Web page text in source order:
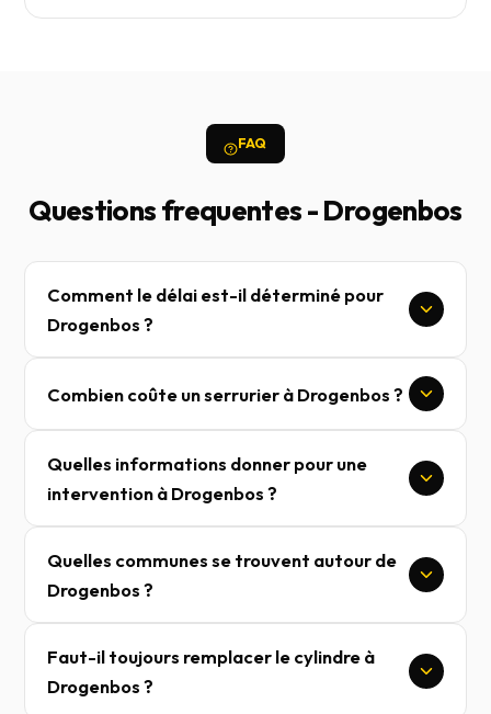
FAQ
Questions frequentes - Drogenbos
Comment le délai est-il déterminé pour
Drogenbos ?
Combien coûte un serrurier à Drogenbos ?
Quelles informations donner pour une
intervention à Drogenbos ?
Quelles communes se trouvent autour de
Drogenbos ?
Faut-il toujours remplacer le cylindre à
Drogenbos ?